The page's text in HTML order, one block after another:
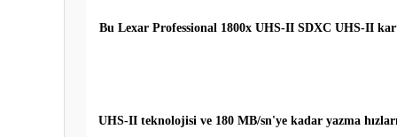
Bu Lexar Professional 1800x UHS-II SDXC UHS-II
UHS-II teknolojisi ve 180 MB/sn'ye kadar yazma